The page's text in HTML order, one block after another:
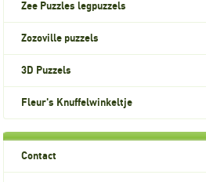
Zee Puzzles legpuzzels
Zozoville puzzels
3D Puzzels
Fleur's Knuffelwinkeltje
Contact